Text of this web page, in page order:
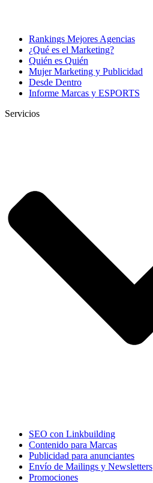
Rankings Mejores Agencias
¿Qué es el Marketing?
Quién es Quién
Mujer Marketing y Publicidad
Desde Dentro
Informe Marcas y ESPORTS
Servicios
SEO con Linkbuilding
Contenido para Marcas
Publicidad para anunciantes
Envío de Mailings y Newsletters
Promociones